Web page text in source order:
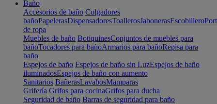
Baño
Accesorios de baño Colgadores
bañoPapelerasDispensadoresToallerosJabonerasEscobillero
de ropa
Muebles de baño BotiquinesConjuntos de muebles para
bañoTocadores para bañoArmarios para bañoRepisa para
baño
Espejos de baño Espejos de baño sin LuzEspejos de baño
iluminadosEspejos de baño con aumento
Sanitarios BañerasLavabosMamparas
Grifería Grifos para cocinaGrifos para ducha
Seguridad de baño Barras de seguridad para baño